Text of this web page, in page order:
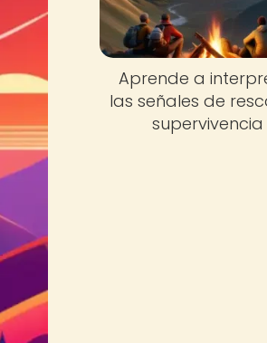
Aprende a
las señales de
supervivencia